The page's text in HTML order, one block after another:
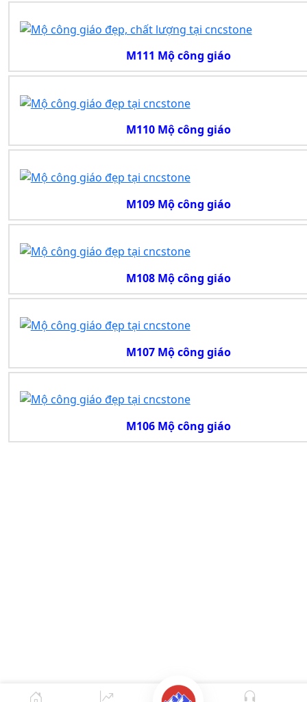
M111 Mộ công giáo
M110 Mộ công giáo
M109 Mộ công giáo
M108 Mộ công giáo
M107 Mộ công giáo
M106 Mộ công giáo